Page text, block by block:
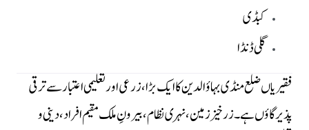
کبڈی
گلی ڈنڈا
فقیریاں ضلع منڈی بہاؤالدین کا ایک بڑا، زرعی اور تعلیمی اعتبار سے ترقی
پذیر گاؤں ہے۔ زرخیز زمین، نہری نظام، بیرونِ ملک مقیم افراد، دینی و